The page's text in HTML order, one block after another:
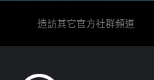
造訪其它官方社群頻道